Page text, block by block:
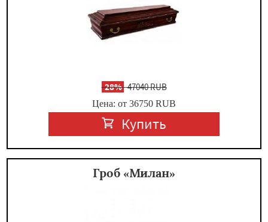
-28%47040 RUB
Цена: от 36750 RUB
Купить
Гроб «Милан»